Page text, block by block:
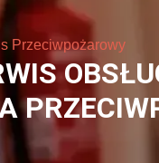
Przeciwpożarowe